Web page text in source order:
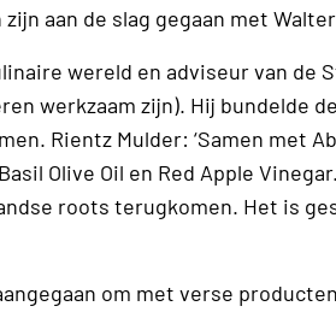
aan de slag gegaan met Walter
wereld en adviseur van de
werkzaam zijn). Hij bundelde
Rientz Mulder: ‘Samen met
Olive Oil en Red Apple
roots terugkomen. Het is
om met verse